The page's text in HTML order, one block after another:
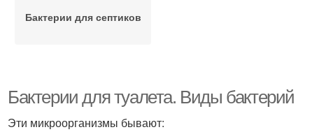
Бактерии для септиков
Бактерии для туалета. Виды бактерий
Эти микроорганизмы бывают: